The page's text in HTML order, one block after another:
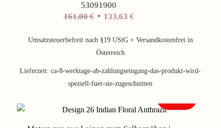
53091900
161,00€ Ursprünglicher
war:
161,00 €
133,63 €Aktueller
ist:
Umsatzsteuerbefreit nach §19 UStG + Versandkostenfrei in
Österreich
Lieferzeit:ca-8-werktage-ab-zahlungseingang-das-produkt-wird-
speziell-fuer-sie-zugeschnitten